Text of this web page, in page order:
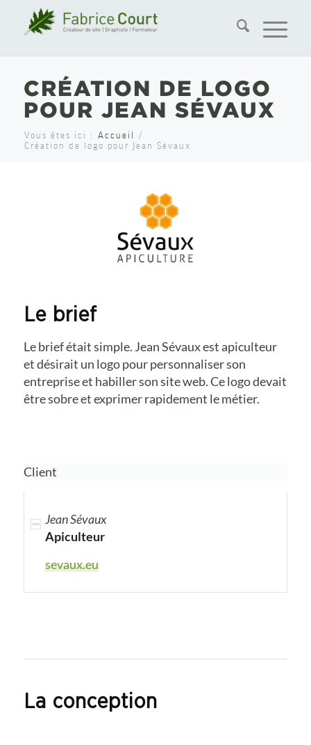
CRÉATION DE LOGO
POUR JEAN SÉVAUX
Vous êtes ici : Accueil /
Création de logo pour Jean Sévaux
Le brief
Le brief était simple. Jean Sévaux est apiculteur
et désirait un logo pour personnaliser son
entreprise et habiller son site web. Ce logo devait
être sobre et exprimer rapidement le métier.
Client
Jean Sévaux
Apiculteur
sevaux.eu
La conception